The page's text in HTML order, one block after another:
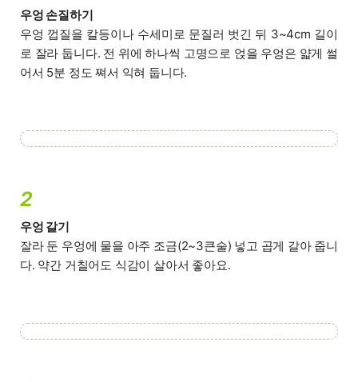
우엉 손질하기
우엉 껍질을 칼등이나 수세미로 문질러 벗긴 뒤 3~4cm 길이
로 잘라 둡니다. 전 위에 하나씩 고명으로 얹을 우엉은 얇게 썰
어서 5분 정도 쪄서 익혀 둡니다.
2
우엉 갈기
잘라 둔 우엉에 물을 아주 조금(2~3큰술) 넣고 곱게 갈아 줍니
다. 약간 거칠어도 식감이 살아서 좋아요.